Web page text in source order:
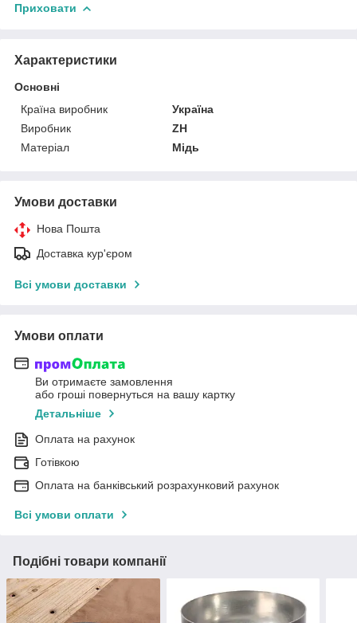
Приховати
Характеристики
Основні
Країна виробник
Україна
Виробник
ZH
Матеріал
Мідь
Умови доставки
Нова Пошта
Доставка кур'єром
Всі умови доставки
Умови оплати
Ви отримаєте замовлення
або гроші повернуться на вашу картку
Детальніше
Оплата на рахунок
Готівкою
Оплата на банківський розрахунковий рахунок
Всі умови оплати
Подібні товари компанії